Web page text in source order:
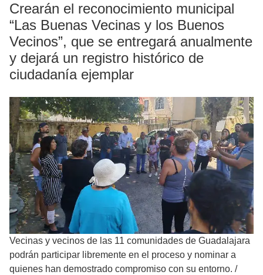
Crearán el reconocimiento municipal
“Las Buenas Vecinas y los Buenos
Vecinos”, que se entregará anualmente
y dejará un registro histórico de
ciudadanía ejemplar
Vecinas y vecinos de las 11 comunidades de Guadalajara
podrán participar libremente en el proceso y nominar a
quienes han demostrado compromiso con su entorno. /